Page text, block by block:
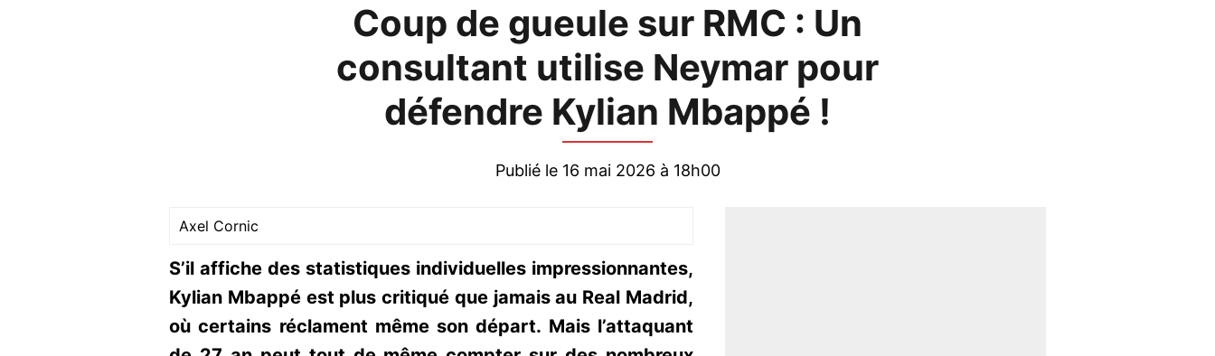
Coup de gueule sur RMC : Un
consultant utilise Neymar pour
défendre Kylian Mbappé !
Publié le 16 mai 2026 à 18h00
Axel Cornic
S’il affiche des statistiques individuelles impressionnantes,
Kylian Mbappé est plus critiqué que jamais au Real Madrid,
où certains réclament même son départ. Mais l’attaquant